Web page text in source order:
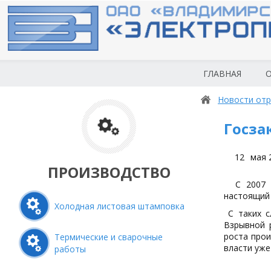
ГЛАВНАЯ
ПРОИЗВОДСТВО
Холодная листовая штамповка
Термические и сварочные
работы
Новости
12 мая
С 2007
настоящий
С таких
Взрывной
роста
власти